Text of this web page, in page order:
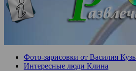
Фото-зарисовки от Василия
Интересные люди Клина